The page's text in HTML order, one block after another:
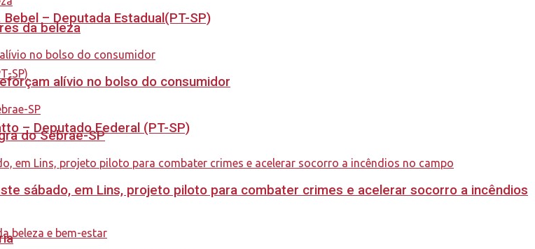
– Deputada Estadual(PT-SP)
– Deputado Federal (PT-SP)
da beleza
alívio no bolso do consumidor
do Sebrae-SP
sábado, em Lins, projeto piloto para combater crimes e acelerar socorro a incêndios